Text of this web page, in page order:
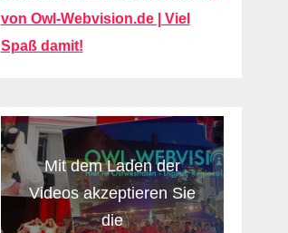
von Owl-Webvision.de | Viel
Spaß damit!
Mit dem Laden der
Videos akzeptieren Sie
die